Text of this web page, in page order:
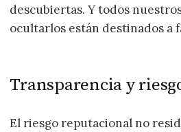
descubiertas. Y todos
ocultarlos están destinados a
Transparencia y
El riesgo reputacional no